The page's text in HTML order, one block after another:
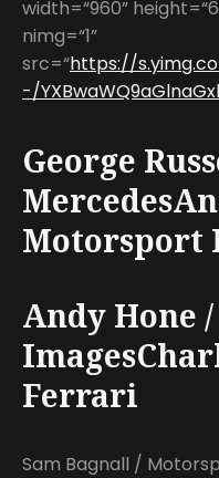
width=“960”
nimg=“1”
src=“https://
-/
George
Motorsport
Andy Hone
Ferrari
Sam Bagnall /